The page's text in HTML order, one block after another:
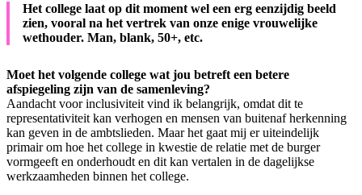
Het college laat op dit moment wel een erg eenzijdig beeld
zien, vooral na het vertrek van onze enige vrouwelijke
wethouder. Man, blank, 50+, etc.
Moet het volgende college wat jou betreft een betere
afspiegeling zijn van de samenleving?
Aandacht voor inclusiviteit vind ik belangrijk, omdat dit te
representativiteit kan verhogen en mensen van buitenaf herkenning
kan geven in de ambtslieden. Maar het gaat mij er uiteindelijk
primair om hoe het college in kwestie de relatie met de burger
vormgeeft en onderhoudt en dit kan vertalen in de dagelijkse
werkzaamheden binnen het college.